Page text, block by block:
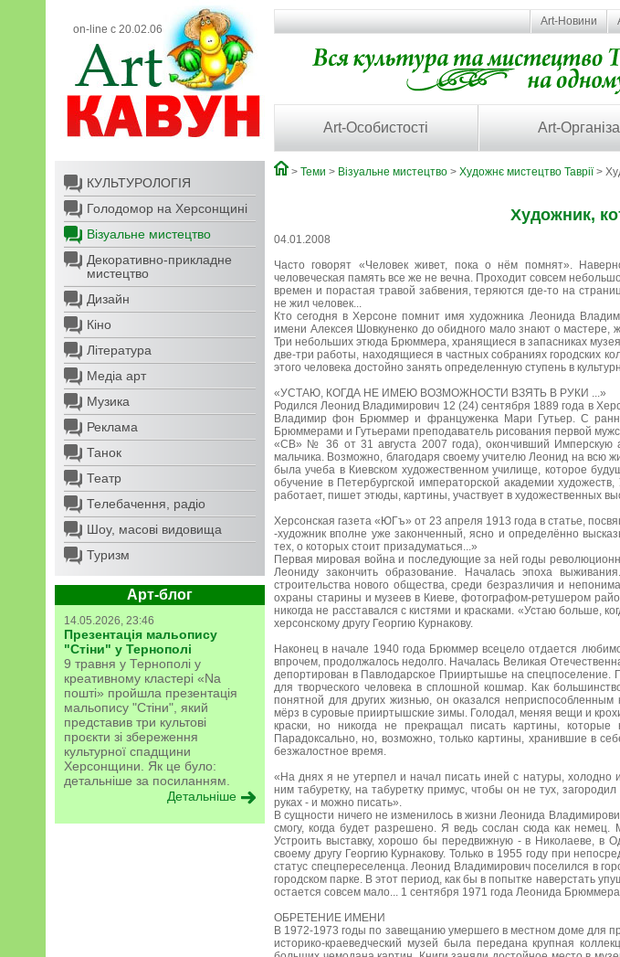
on-line с 20.02.06
Art-Новини
Art-Особистості Art-
КУЛЬТУРОЛОГІЯ
Голодомор на Херсонщині
Візуальне мистецтво
Декоративно-прикладне
мистецтво
Дизайн
Кіно
Література
Медіа арт
Музика
Реклама
Танок
Театр
Телебачення, радіо
Шоу, масові видовища
Туризм
Арт-блог
14.05.2026, 23:46
Презентація мальопису
"Стіни" у Тернополі
9 травня у Тернополі у
креативному кластері «Na
пошті» пройшла презентація
мальопису "Стіни", який
представив три культові
проєкти зі збереження
культурної спадщини
Херсонщини. Як це було:
детальніше за посиланням.
Детальніше
> Теми > Візуальне мистецтво > Художнє мистецтво Таврії>
Художник,
04.01.2008
Часто говорят «Человек живет, пока о нём помнят».
человеческая память все же не вечна. Проходит совсем
времен и порастая травой забвения, теряются где-то на
не жил человек...
Кто сегодня в Херсоне помнит имя художника Леонида
имени Алексея Шовкуненко до обидного мало знают о
Три небольших этюда Брюммера, хранящиеся в запасниках
две-три работы, находящиеся в частных собраниях городских
этого человека достойно занять определенную ступень в
«УСТАЮ, КОГДА НЕ ИМЕЮ ВОЗМОЖНОСТИ ВЗЯТЬ В РУКИ ...»
Родился Леонид Владимирович 12 (24) сентября 1889 года в
Владимир фон Брюммер и француженка Мари Гутьер. С
Брюммерами и Гутьерами преподаватель рисования первой
«СВ» № 36 от 31 августа 2007 года), окончивший Имперскую
мальчика. Возможно, благодаря своему учителю Леонид на всю
была учеба в Киевском художественном училище, которое
обучение в Петербургской императорской академии
работает, пишет этюды, картины, участвует в художественных
Херсонская газета «ЮГъ» от 23 апреля 1913 года в статье,
-художник вполне уже законченный, ясно и определённо
тех, о которых стоит призадуматься...»
Первая мировая война и последующие за ней годы
Леониду закончить образование. Началась эпоха
строительства нового общества, среди безразличия и
охраны старины и музеев в Киеве, фотографом-ретушером
никогда не расставался с кистями и красками. «Устаю больше,
херсонскому другу Георгию Курнакову.
Наконец в начале 1940 года Брюммер всецело отдается
впрочем, продолжалось недолго. Началась Великая
депортирован в Павлодарское Прииртышье на спецпоселение.
для творческого человека в сплошной кошмар. Как
понятной для других жизнью, он оказался
мёрз в суровые прииртышские зимы. Голодал, меняя вещи и
краски, но никогда не прекращал писать картины,
Парадоксально, но, возможно, только картины, хранившие в
безжалостное время.
«На днях я не утерпел и начал писать иней с натуры, холодно
ним табуретку, на табуретку примус, чтобы он не тух,
руках - и можно писать».
В сущности ничего не изменилось в жизни Леонида
смогу, когда будет разрешено. Я ведь сослан сюда как
Устроить выставку, хорошо бы передвижную - в Николаеве,
своему другу Георгию Курнакову. Только в 1955 году при
статус спецпереселенца. Леонид Владимирович поселился в
городском парке. В этот период, как бы в попытке наверстать
остается совсем мало... 1 сентября 1971 года Леонида
ОБРЕТЕНИЕ ИМЕНИ
В 1972-1973 годы по завещанию умершего в местном доме для
историко-краеведческий музей была передана крупная